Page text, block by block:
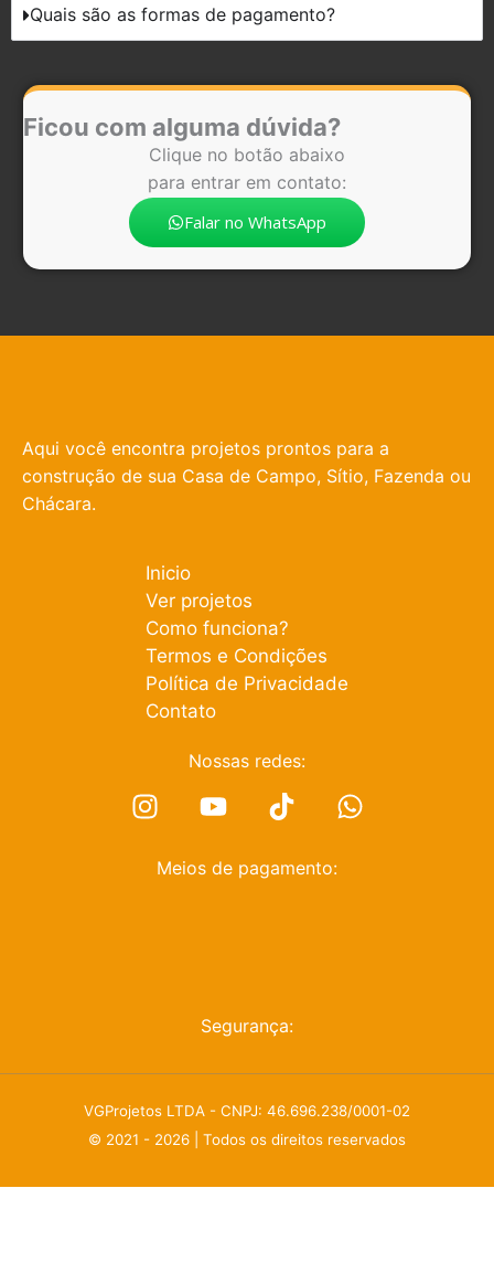
Quais são as formas de pagamento?
Ficou com alguma dúvida?
Clique no botão abaixo
para entrar em contato:
Falar no WhatsApp
Aqui você encontra projetos prontos para a
construção de sua Casa de Campo, Sítio, Fazenda ou
Chácara.
Inicio
Ver projetos
Como funciona?
Termos e Condições
Política de Privacidade
Contato
Nossas redes:
Meios de pagamento:
Segurança:
VGProjetos LTDA - CNPJ: 46.696.238/0001-02
© 2021 - 2026 | Todos os direitos reservados